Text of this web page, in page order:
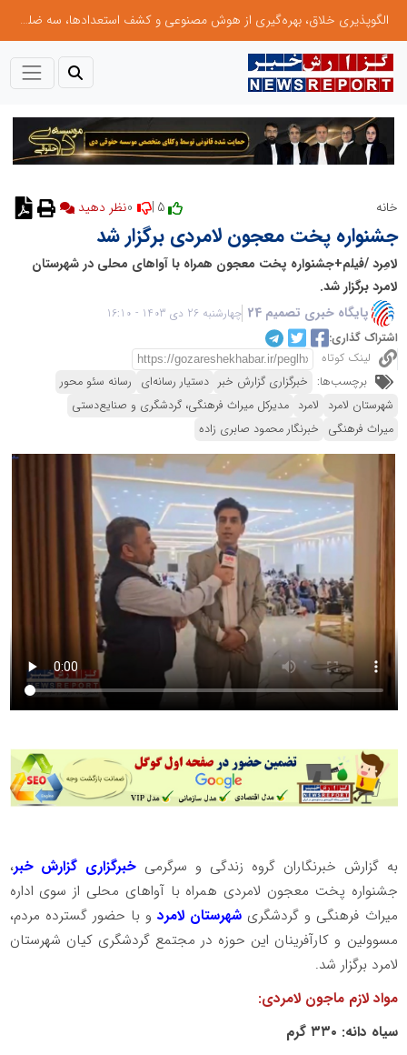
الگوپذیری خلاق، بهره‌گیری از هوش مصنوعی و کشف استعدادها، سه ضلع موفقیت جوانان کارآفرین
خانه 5 |
جشنواره پخت معجون لامردی برگزار شد
لامِرد /فیلم+جشنواره پخت معجون همراه با آواهای محلی در شهرستان
لامرد برگزار شد.
پایگاه خبری تصمیم 24
چهارشنبه 26 دی 1403 - 16:10
اشتراک گذاری:
لینک کوتاه
برچسب‌ها: خبرگزاری گزارش خبر دستیار رسانه‌ای رسانه سئو محور
شهرستان لامرد لامرد مدیرکل میراث‌ فرهنگی، گردشگری و صنایع‌دستی
میراث فرهنگی خبرنگار محمود صابری زاده
به گزارش خبرنگاران گروه زندگی و سرگرمی خبرگزاری گزارش خبر،
جشنواره پخت معجون لامردی همراه با آواهای محلی از سوی اداره
میراث فرهنگی و گردشگری شهرستان لامرد و با حضور گسترده مردم،
مسوولین و کارآفرینان این حوزه در مجتمع گردشگری کیان شهرستان
لامرد برگزار شد.
مواد لازم ماجون لامردی:
سیاه دانه: ۳۳۰ گرم